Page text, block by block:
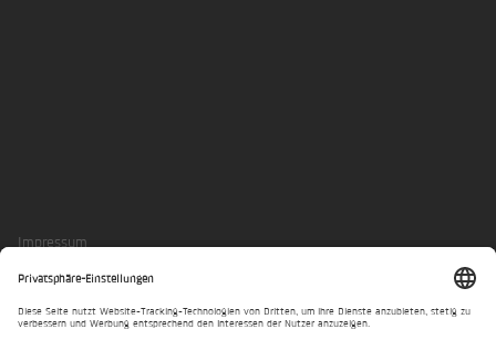
Impressum
Datenschutzerklärung
Privatsphäre-Einstellungen